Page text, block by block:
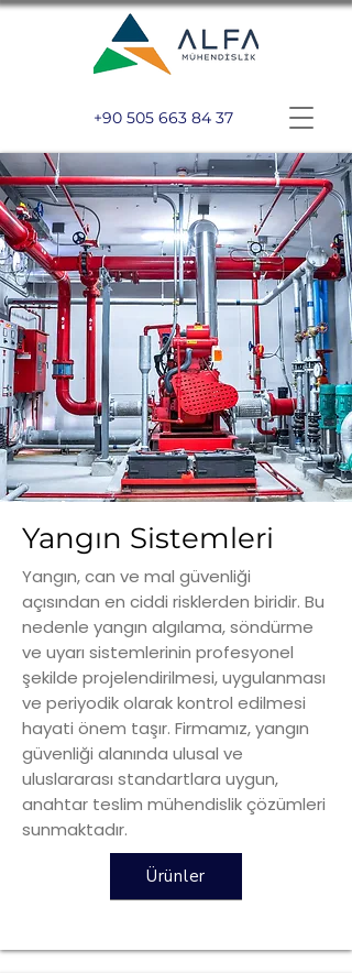
+90 505 663 84 37
Yangın Sistemleri
Yangın, can ve mal güvenliği
açısından en ciddi risklerden biridir. Bu
nedenle yangın algılama, söndürme
ve uyarı sistemlerinin profesyonel
şekilde projelendirilmesi, uygulanması
ve periyodik olarak kontrol edilmesi
hayati önem taşır. Firmamız, yangın
güvenliği alanında ulusal ve
uluslararası standartlara uygun,
anahtar teslim mühendislik çözümleri
sunmaktadır.
Ürünler